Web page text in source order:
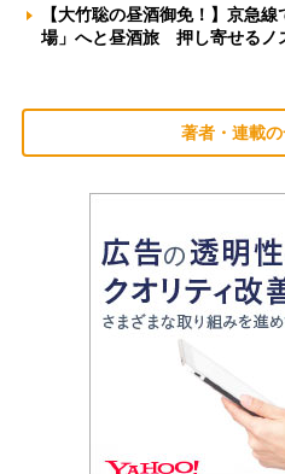
【大竹聡の昼酒御免！】京急
場」へと昼酒旅 押し寄せる
著者・連載